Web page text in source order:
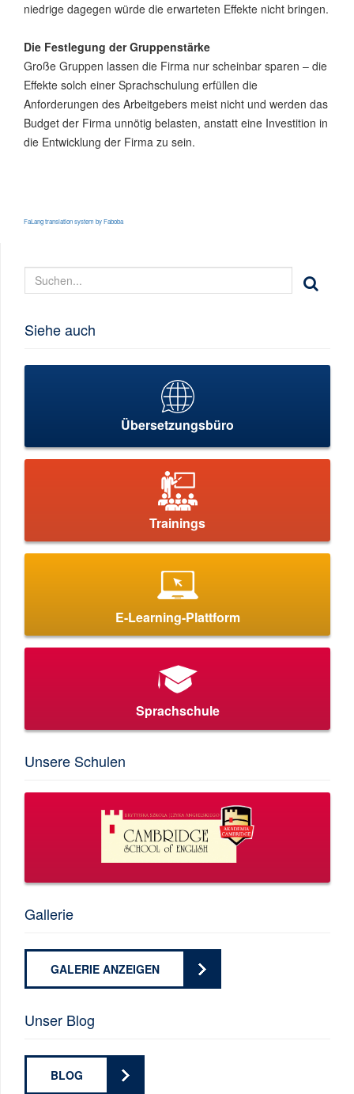
niedrige dagegen würde die erwarteten Effekte nicht bringen.
Die Festlegung der Gruppenstärke
Große Gruppen lassen die Firma nur scheinbar sparen – die
Effekte solch einer Sprachschulung erfüllen die
Anforderungen des Arbeitgebers meist nicht und werden das
Budget der Firma unnötig belasten, anstatt eine Investition in
die Entwicklung der Firma zu sein.
FaLang translation system by Faboba
Siehe auch
Übersetzungsbüro
Trainings
E-Learning-Plattform
Sprachschule
Unsere Schulen
Gallerie
GALERIE ANZEIGEN
Unser Blog
BLOG